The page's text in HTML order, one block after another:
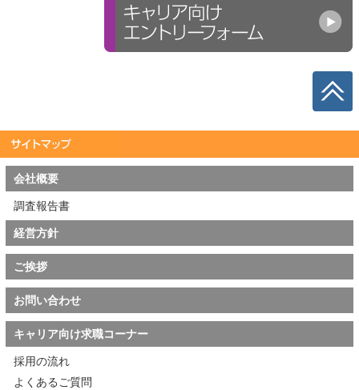
・短期間での立ち上げお
よび立て直し(リカバリ
ープロジェクト)経験
41
金融機関向けサーバ更改
（VMWare/Windows/
RHEL/JP1）
概要：
・某大手金融機関向けシ
ステムのサーバ更改に
伴い、VMWare上の
Windows Server/RHEL
を中心に、OS・DB・
、パッチ調査、キャパ
シティ管理など、イン
フラ構築～保守領域を
幅広く担当頂きます
作業内容：
・仮想化基盤(VMWare)
上でのOS(Windows/
RHEL)構築
・OS/DB/AP の定数設計
RHEL 構築経験
経験
パッチ調査などの保守
会社概要
調査報告書
経営方針
ご挨拶
お問い合わせ
キャリア向け求職コーナー
採用の流れ
よくあるご質問